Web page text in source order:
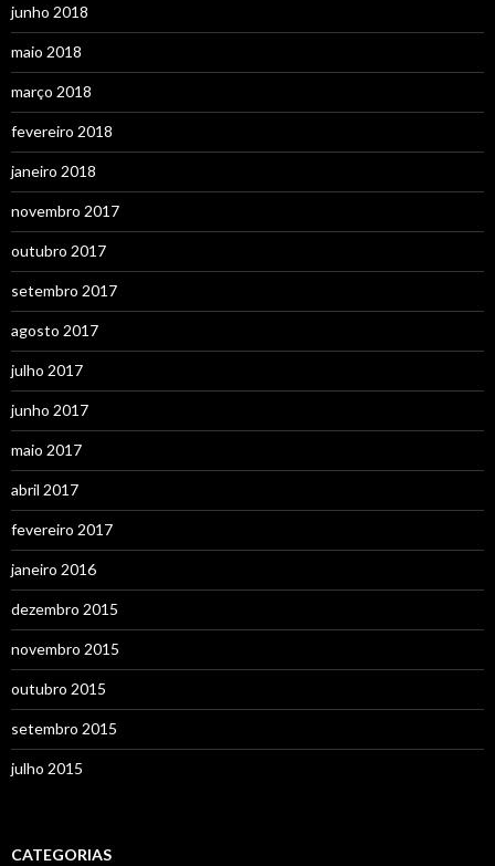
junho 2018
maio 2018
março 2018
fevereiro 2018
janeiro 2018
novembro 2017
outubro 2017
setembro 2017
agosto 2017
julho 2017
junho 2017
maio 2017
abril 2017
fevereiro 2017
janeiro 2016
dezembro 2015
novembro 2015
outubro 2015
setembro 2015
julho 2015
CATEGORIAS